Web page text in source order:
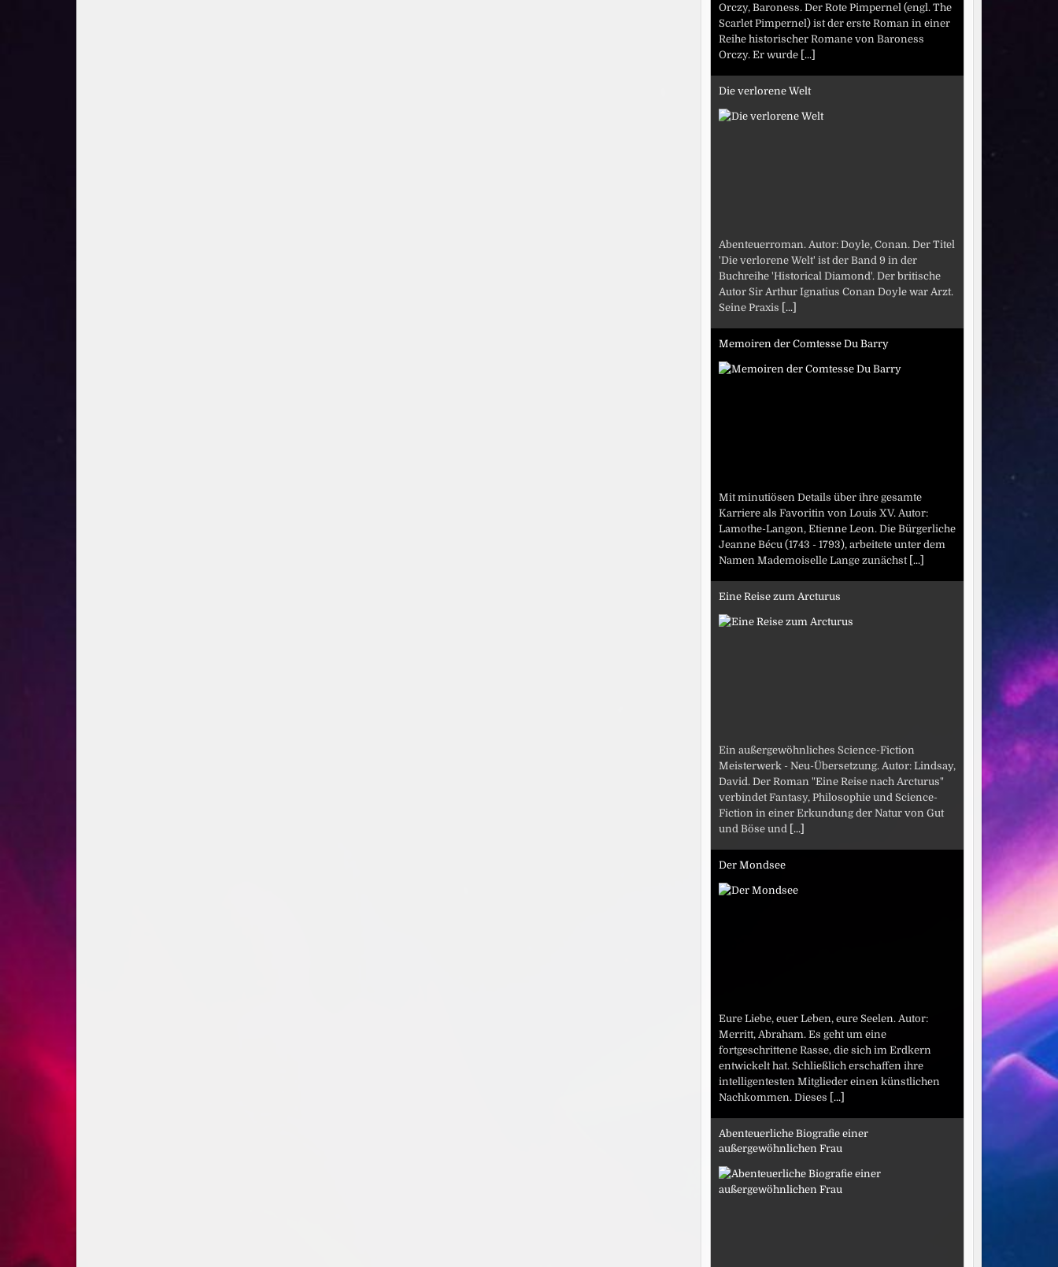
Orczy, Baroness. Der Rote Pimpernel (engl. The
Scarlet Pimpernel) ist der erste Roman in einer
Reihe historischer Romane von Baroness
Orczy. Er wurde [...]
Die verlorene Welt
Abenteuerroman. Autor: Doyle, Conan. Der Titel
'Die verlorene Welt' ist der Band 9 in der
Buchreihe 'Historical Diamond'. Der britische
Autor Sir Arthur Ignatius Conan Doyle war Arzt.
Seine Praxis [...]
Memoiren der Comtesse Du Barry
Mit minutiösen Details über ihre gesamte
Karriere als Favoritin von Louis XV. Autor:
Lamothe-Langon, Etienne Leon. Die Bürgerliche
Jeanne Bécu (1743 - 1793), arbeitete unter dem
Namen Mademoiselle Lange zunächst [...]
Eine Reise zum Arcturus
Ein außergewöhnliches Science-Fiction
Meisterwerk - Neu-Übersetzung. Autor: Lindsay,
David. Der Roman "Eine Reise nach Arcturus"
verbindet Fantasy, Philosophie und Science-
Fiction in einer Erkundung der Natur von Gut
und Böse und [...]
Der Mondsee
Eure Liebe, euer Leben, eure Seelen. Autor:
Merritt, Abraham. Es geht um eine
fortgeschrittene Rasse, die sich im Erdkern
entwickelt hat. Schließlich erschaffen ihre
intelligentesten Mitglieder einen künstlichen
Nachkommen. Dieses [...]
Abenteuerliche Biografie einer
außergewöhnlichen Frau